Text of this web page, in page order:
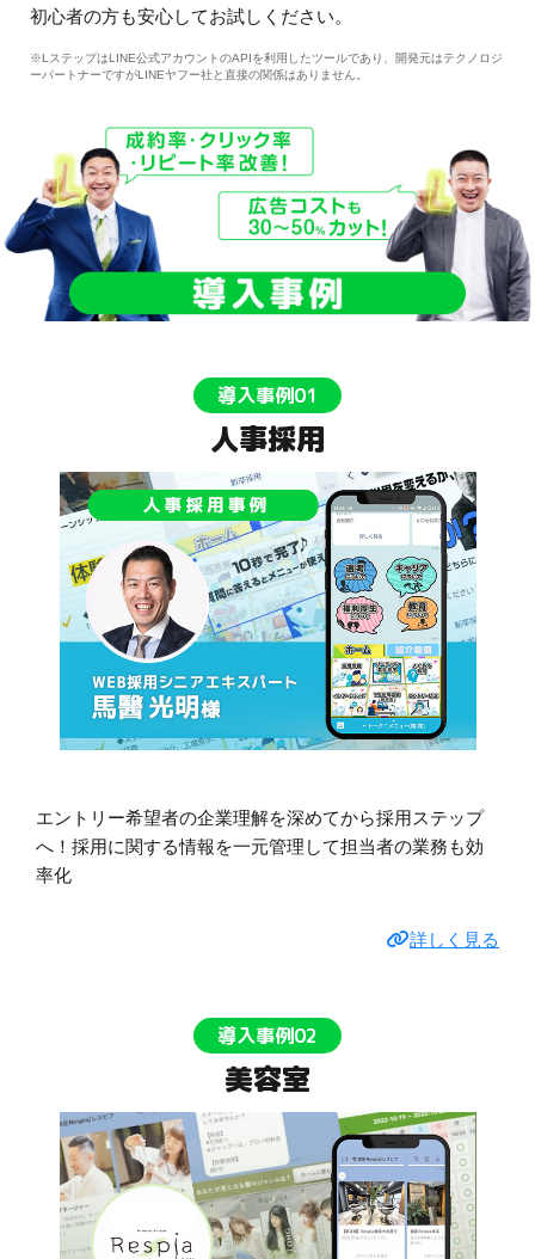
初心者の方も安心してお試しください。
※LステップはLINE公式アカウントのAPIを利用したツールであり、開発元はテクノロジ
ーパートナーですがLINEヤフー社と直接の関係はありません。
導入事例01
人事採用
エントリー希望者の企業理解を深めてから採用ステップ
へ！採用に関する情報を一元管理して担当者の業務も効
率化
詳しく見る
導入事例02
美容室